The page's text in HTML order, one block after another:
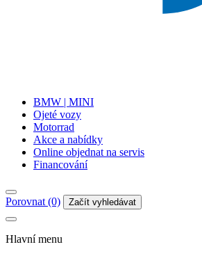
BMW | MINI
Ojeté vozy
Motorrad
Akce a nabídky
Online objednat na servis
Financování
Porovnat (0) Začít vyhledávat
Hlavní menu